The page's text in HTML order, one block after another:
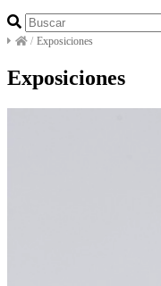
/ Exposiciones
Exposiciones